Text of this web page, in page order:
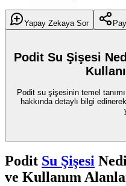
Yapay Zekaya Sor
Podit Su Şişesi
Podit su şişesinin temel
hakkında detaylı bilgi
Podit Su Şişesi
ve Kullanım